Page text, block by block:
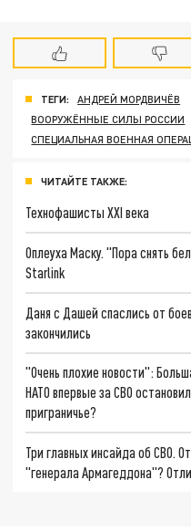
ТЕГИ: АНДРЕЙ МОРДВИЧЁВ
ВООРУЖЁННЫЕ СИЛЫ РОССИИ
СПЕЦИАЛЬНАЯ ВОЕННАЯ
ЧИТАЙТЕ ТАКЖЕ:
Технофашисты XXI века
Оплеуха Маску. "Пора снять
Starlink
Даня с Дашей спаслись от
закончились
"Очень плохие новости":
НАТО впервые за СВО
приграничье?
Три главных инсайда об СВО.
"генерала Армагеддона"?